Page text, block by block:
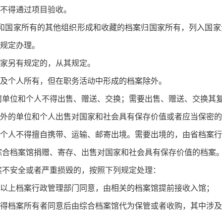
得通过项目验收。
家所有的其他组织形成和收藏的档案归国家所有，列入国
定办理。
另有规定的，从其规定。
个人所有，但在职务活动中形成的档案除外。
位和个人不得出售、赠送、交换；需要出售、赠送、交换其
的单位和个人出售对国家和社会具有保存价值或者应当保密
人不得擅自携带、运输、邮寄出境。需要出境的，由省档案
档案馆捐赠、寄存、出售对国家和社会具有保存价值的档案
安全或者严重损毁的，按照下列规定处理：
上档案行政管理部门同意，由相关的档案馆提前接收入馆；
档案所有者同意后由综合档案馆代为保管或者收购，其中涉